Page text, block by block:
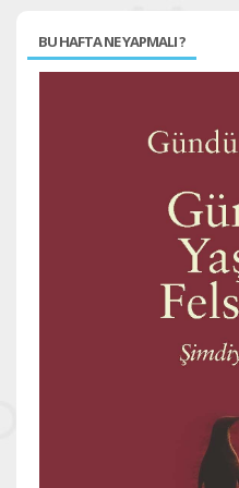
BU HAFTA NE YAPMALI ?